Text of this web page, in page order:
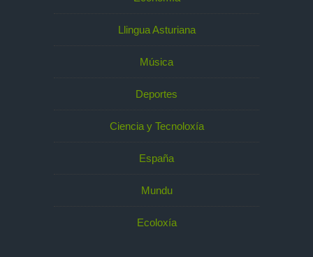
Llingua Asturiana
Música
Deportes
Ciencia y Tecnoloxía
España
Mundu
Ecoloxía